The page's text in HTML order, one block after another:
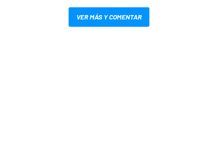
VER MÁS Y COMENTAR